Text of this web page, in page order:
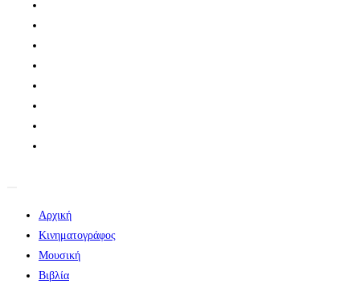
Αρχική
Κινηματογράφος
Μουσική
Βιβλία